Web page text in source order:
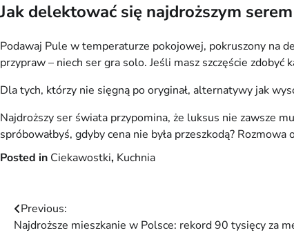
Jak delektować się najdroższym
Podawaj Pule w temperaturze pokojowej, pokruszony na
przypraw – niech ser gra solo. Jeśli masz szczęście
Dla tych, którzy nie sięgną po oryginał, alternatywy jak
Najdroższy ser świata przypomina, że luksus nie zawsze
spróbowałbyś, gdyby cena nie była przeszkodą?
Posted in Ciekawostki, Kuchnia
Nawigacja
wpisu
Previous:
Najdroższe mieszkanie w Polsce: rekord 90 tysięcy za